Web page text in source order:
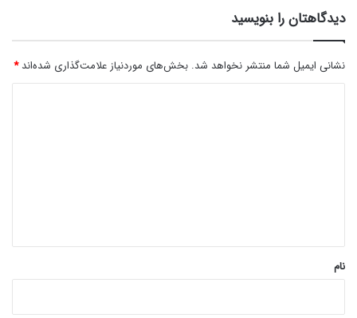
دیدگاهتان را بنویسید
نشانی ایمیل شما منتشر نخواهد شد. بخش‌های موردنیاز علامت‌گذاری شده‌اند*
نام